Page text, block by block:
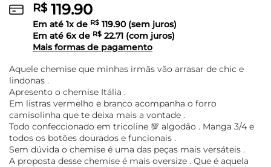
R$119.90
Em até 1x de R$ 119.90(sem juros)
Em até 6x de R$ 22.71 (com juros)
Mais formas de pagamento
Aquele chemise que minhas irmãs vão arrasar de chic e
lindonas .
Apresento o chemise Itália .
Em listras vermelho e branco acompanha o forro
camisolinha que te deixa mais a vontade .
Todo confeccionado em tricoline 💯 algodão . Manga 3/4 e
todos os botões dourados e funcionais .
Sem dúvida o chemise é uma das peças mais versáteis .
A proposta desse chemise é mais oversize . Que é aquela